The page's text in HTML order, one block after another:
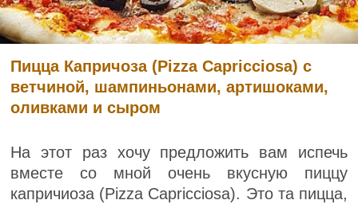
Пицца Капричоза (Pizza Capricciosa) с
ветчиной, шампиньонами, артишоками,
оливками и сыром
На этот раз хочу предложить вам испечь
вместе со мной очень вкусную пиццу
капричиоза (Pizza Capricciosa). Это та пицца,